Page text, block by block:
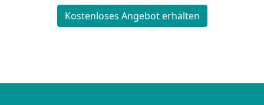
Kostenloses Angebot erhalten